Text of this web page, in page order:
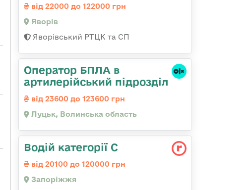
від 22000 до 122000 грн
Яворів
Яворівський РТЦК та СП
Оператор БПЛА в
артилерійський підрозділ
від 23600 до 123600 грн
Луцьк, Волинська область
Водій категорії С
від 20100 до 120000 грн
Запоріжжя